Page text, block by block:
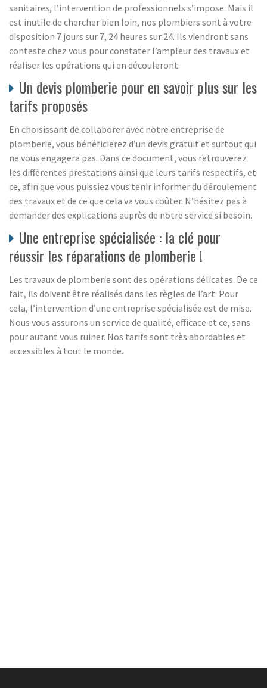
sanitaires, l’intervention de professionnels s’impose. Mais il
est inutile de chercher bien loin, nos plombiers sont à votre
disposition 7 jours sur 7, 24 heures sur 24. Ils viendront sans
conteste chez vous pour constater l’ampleur des travaux et
réaliser les opérations qui en découleront.
Un devis plomberie pour en savoir plus sur les
tarifs proposés
En choisissant de collaborer avec notre entreprise de
plomberie, vous bénéficierez d’un devis gratuit et surtout qui
ne vous engagera pas. Dans ce document, vous retrouverez
les différentes prestations ainsi que leurs tarifs respectifs, et
ce, afin que vous puissiez vous tenir informer du déroulement
des travaux et de ce que cela va vous coûter. N’hésitez pas à
demander des explications auprès de notre service si besoin.
Une entreprise spécialisée : la clé pour
réussir les réparations de plomberie !
Les travaux de plomberie sont des opérations délicates. De ce
fait, ils doivent être réalisés dans les règles de l’art. Pour
cela, l’intervention d’une entreprise spécialisée est de mise.
Nous vous assurons un service de qualité, efficace et ce, sans
pour autant vous ruiner. Nos tarifs sont très abordables et
accessibles à tout le monde.